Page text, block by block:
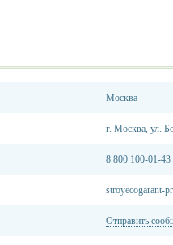
Москва
г. Москва, ул.
8 800 100-01-43
stroyecogarant-
Отправить